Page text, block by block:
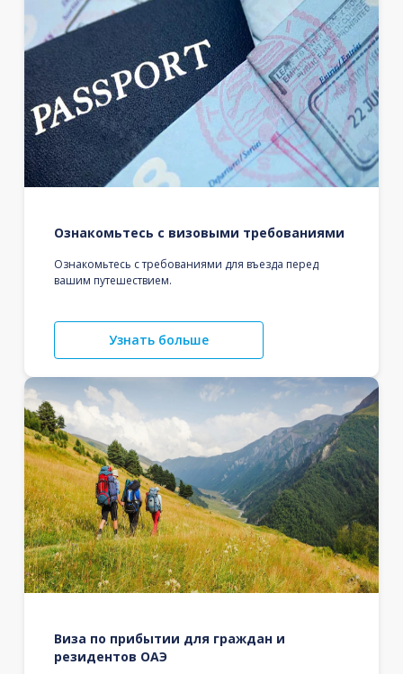
Ознакомьтесь с визовыми требованиями
Ознакомьтесь с требованиями для въезда перед
вашим путешествием.
Узнать больше
Виза по прибытии для граждан и
резидентов ОАЭ